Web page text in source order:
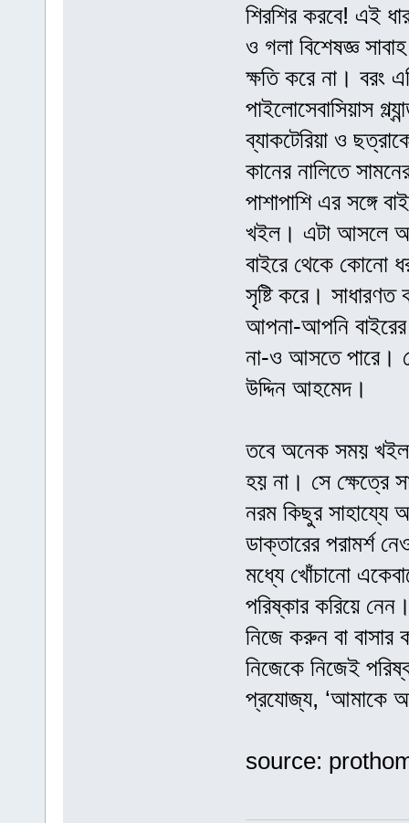
শিরশির করবে! এই
ও গলা বিশেষজ্ঞ
ক্ষতি করে না। বরং
পাইলোসেবাসিয়াস
ব্যাকটেরিয়া ও
কানের নালিতে
পাশাপাশি এর সঙ্গে
খইল। এটা আসলে
বাইরে থেকে
সৃষ্টি করে।
আপনা-আপনি বাইরের
না-ও আসতে পারে।
উদ্দিন আহমেদ।
তবে অনেক সময়
হয় না। সে ক্ষেত্রে
নরম কিছুর সাহায্যে
ডাক্তারের পরামর্শ
মধ্যে খোঁচানো
পরিষ্কার করিয়ে
নিজে করুন বা
নিজেকে নিজেই
প্রযোজ্য, ‘আমাকে
source: